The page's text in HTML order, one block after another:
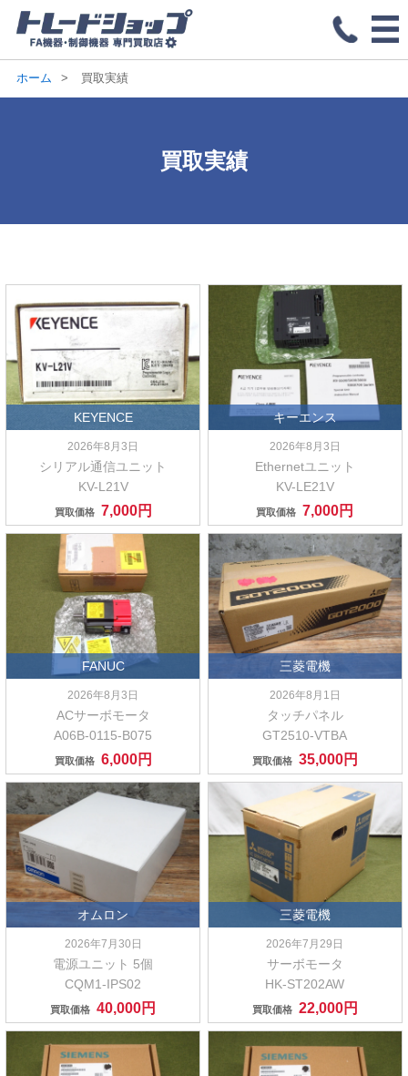
ホーム 買取実績
買取実績
KEYENCE
2026年8月3日
シリアル通信ユニット
KV-L21V
買取価格 7,000円
キーエンス
2026年8月3日
Ethernetユニット
KV-LE21V
買取価格 7,000円
FANUC
2026年8月3日
ACサーボモータ
A06B-0115-B075
買取価格 6,000円
三菱電機
2026年8月1日
タッチパネル
GT2510-VTBA
買取価格 35,000円
オムロン
2026年7月30日
電源ユニット 5個
CQM1-IPS02
買取価格 40,000円
三菱電機
2026年7月29日
サーボモータ
HK-ST202AW
買取価格 22,000円